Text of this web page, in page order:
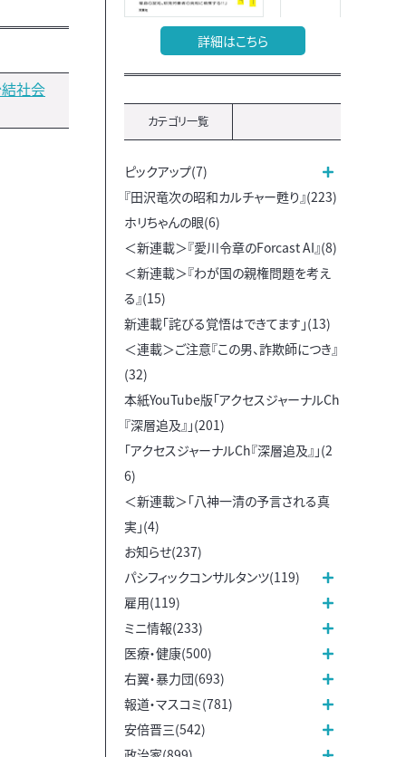
結社会
詳細はこちら
カテゴリ一覧
ピックアップ(7)
『田沢竜次の昭和カルチャー甦り』(223)
ホリちゃんの眼(6)
＜新連載＞『愛川令章のForcast AI』(8)
＜新連載＞『わが国の親権問題を考え
る』(15)
新連載「詫びる覚悟はできてます」(13)
＜連載＞ご注意『この男、詐欺師につき』
(32)
本紙YouTube版「アクセスジャーナルCh
『深層追及』」(201)
「アクセスジャーナルCh『深層追及』」(2
6)
＜新連載＞「八神一清の予言される真
実」(4)
お知らせ(237)
パシフィックコンサルタンツ(119)
雇用(119)
ミニ情報(233)
医療・健康(500)
右翼・暴力団(693)
報道・マスコミ(781)
安倍晋三(542)